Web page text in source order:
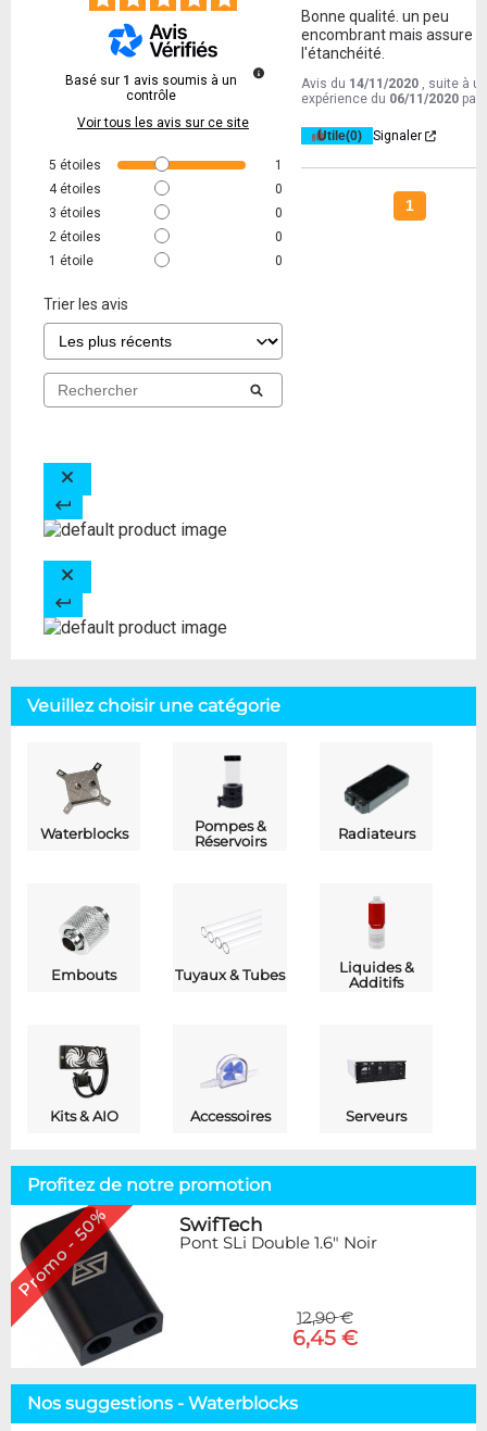
Basé sur 1 avis soumis à un
contrôle
Voir tous les avis sur ce site
5 étoiles
1
4 étoiles
0
3 étoiles
0
2 étoiles
0
1 étoile 0
Trier les avis
Bonne qualité. un peu
encombrant mais assure
l'étanchéité.
Avis du 14/11/2020 , suite à
expérience du 06/11/2020 par
Utile(0) Signaler
1
Veuillez choisir une catégorie
Waterblocks
Pompes &
Réservoirs
Radiateurs
Embouts Tuyaux & Tubes
Liquides &
Additifs
Kits & AIO Accessoires Serveurs
Profitez de notre promotion
Promo - 50% SwifTech
Pont SLi Double 1.6" Noir
12,90 €
6,45 €
Nos suggestions - Waterblocks